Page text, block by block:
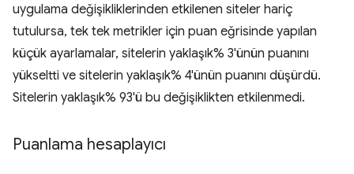
uygulama değişikliklerinden etkilenen siteler hariç
tutulursa, tek tek metrikler için puan eğrisinde yapılan
küçük ayarlamalar, sitelerin yaklaşık% 3'ünün puanını
yükseltti ve sitelerin yaklaşık% 4'ünün puanını düşürdü.
Sitelerin yaklaşık% 93'ü bu değişiklikten etkilenmedi.
Puanlama hesaplayıcı